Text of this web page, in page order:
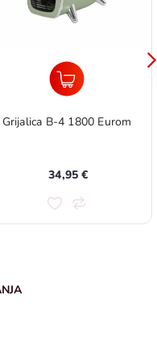
Grijalica B-4 1800 Eurom
34,95 €